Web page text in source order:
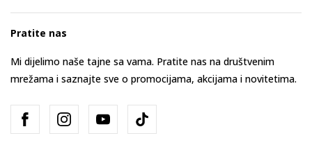
Pratite nas
Mi dijelimo naše tajne sa vama. Pratite nas na društvenim
mrežama i saznajte sve o promocijama, akcijama i novitetima.